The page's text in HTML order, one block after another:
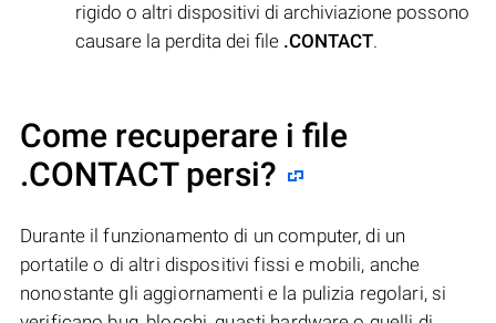
rigido o altri dispositivi di archiviazione possono
causare la perdita dei file .CONTACT.
Come recuperare i file
.CONTACT persi?
Durante il funzionamento di un computer, di un
portatile o di altri dispositivi fissi e mobili, anche
nonostante gli aggiornamenti e la pulizia regolari, si